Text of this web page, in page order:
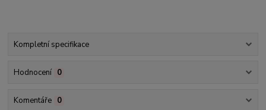
Kompletní specifikace
Hodnocení 0
Komentáře 0